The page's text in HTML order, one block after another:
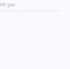
pm